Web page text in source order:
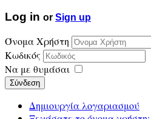
Log in or Sign up
Όνομα Χρήστη
Κωδικός
Να με θυμάσαι
Σύνδεση
Δημιουργία λογαριασμού